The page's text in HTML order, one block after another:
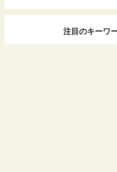
注目のキーワ